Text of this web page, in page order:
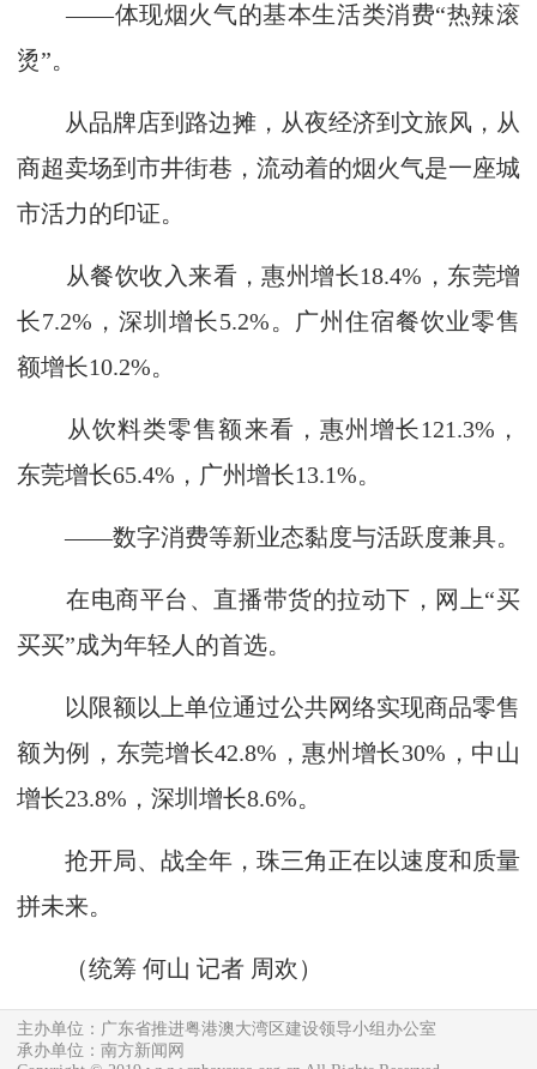
——体现烟火气的基本生活类消费“热辣滚
烫”。
从品牌店到路边摊，从夜经济到文旅风，从
商超卖场到市井街巷，流动着的烟火气是一座城
市活力的印证。
从餐饮收入来看，惠州增长18.4%，东莞增
长7.2%，深圳增长5.2%。广州住宿餐饮业零售
额增长10.2%。
从饮料类零售额来看，惠州增长121.3%，
东莞增长65.4%，广州增长13.1%。
——数字消费等新业态黏度与活跃度兼具。
在电商平台、直播带货的拉动下，网上“买
买买”成为年轻人的首选。
以限额以上单位通过公共网络实现商品零售
额为例，东莞增长42.8%，惠州增长30%，中山
增长23.8%，深圳增长8.6%。
抢开局、战全年，珠三角正在以速度和质量
拼未来。
（统筹 何山 记者 周欢 ）
主办单位：广东省推进粤港澳大湾区建设领导小组办公室
承办单位：南方新闻网